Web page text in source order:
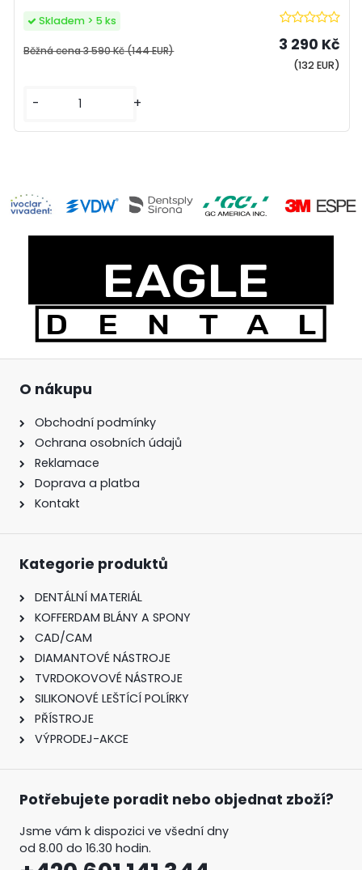
Běžná cena3 590 Kč(144 EUR) 3 290 Kč
(132 EUR)
- +
Skladem > 5 ks
O nákupu
Obchodní podmínky
Ochrana osobních údajů
Reklamace
Doprava a platba
Kontakt
Kategorie produktů
DENTÁLNÍ MATERIÁL
KOFFERDAM BLÁNY A SPONY
CAD/CAM
DIAMANTOVÉ NÁSTROJE
TVRDOKOVOVÉ NÁSTROJE
SILIKONOVÉ LEŠTÍCÍ POLÍRKY
PŘÍSTROJE
VÝPRODEJ-AKCE
Potřebujete poradit nebo objednat zboží?
Jsme vám k dispozici ve všední dny
od 8.00 do 16.30 hodin.